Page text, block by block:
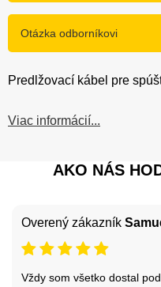
Otázka odborníkovi
Predlžovací kábel pre
Viac informácií...
AKO NÁS
Overený zákazník
Vždy som všetko dostal